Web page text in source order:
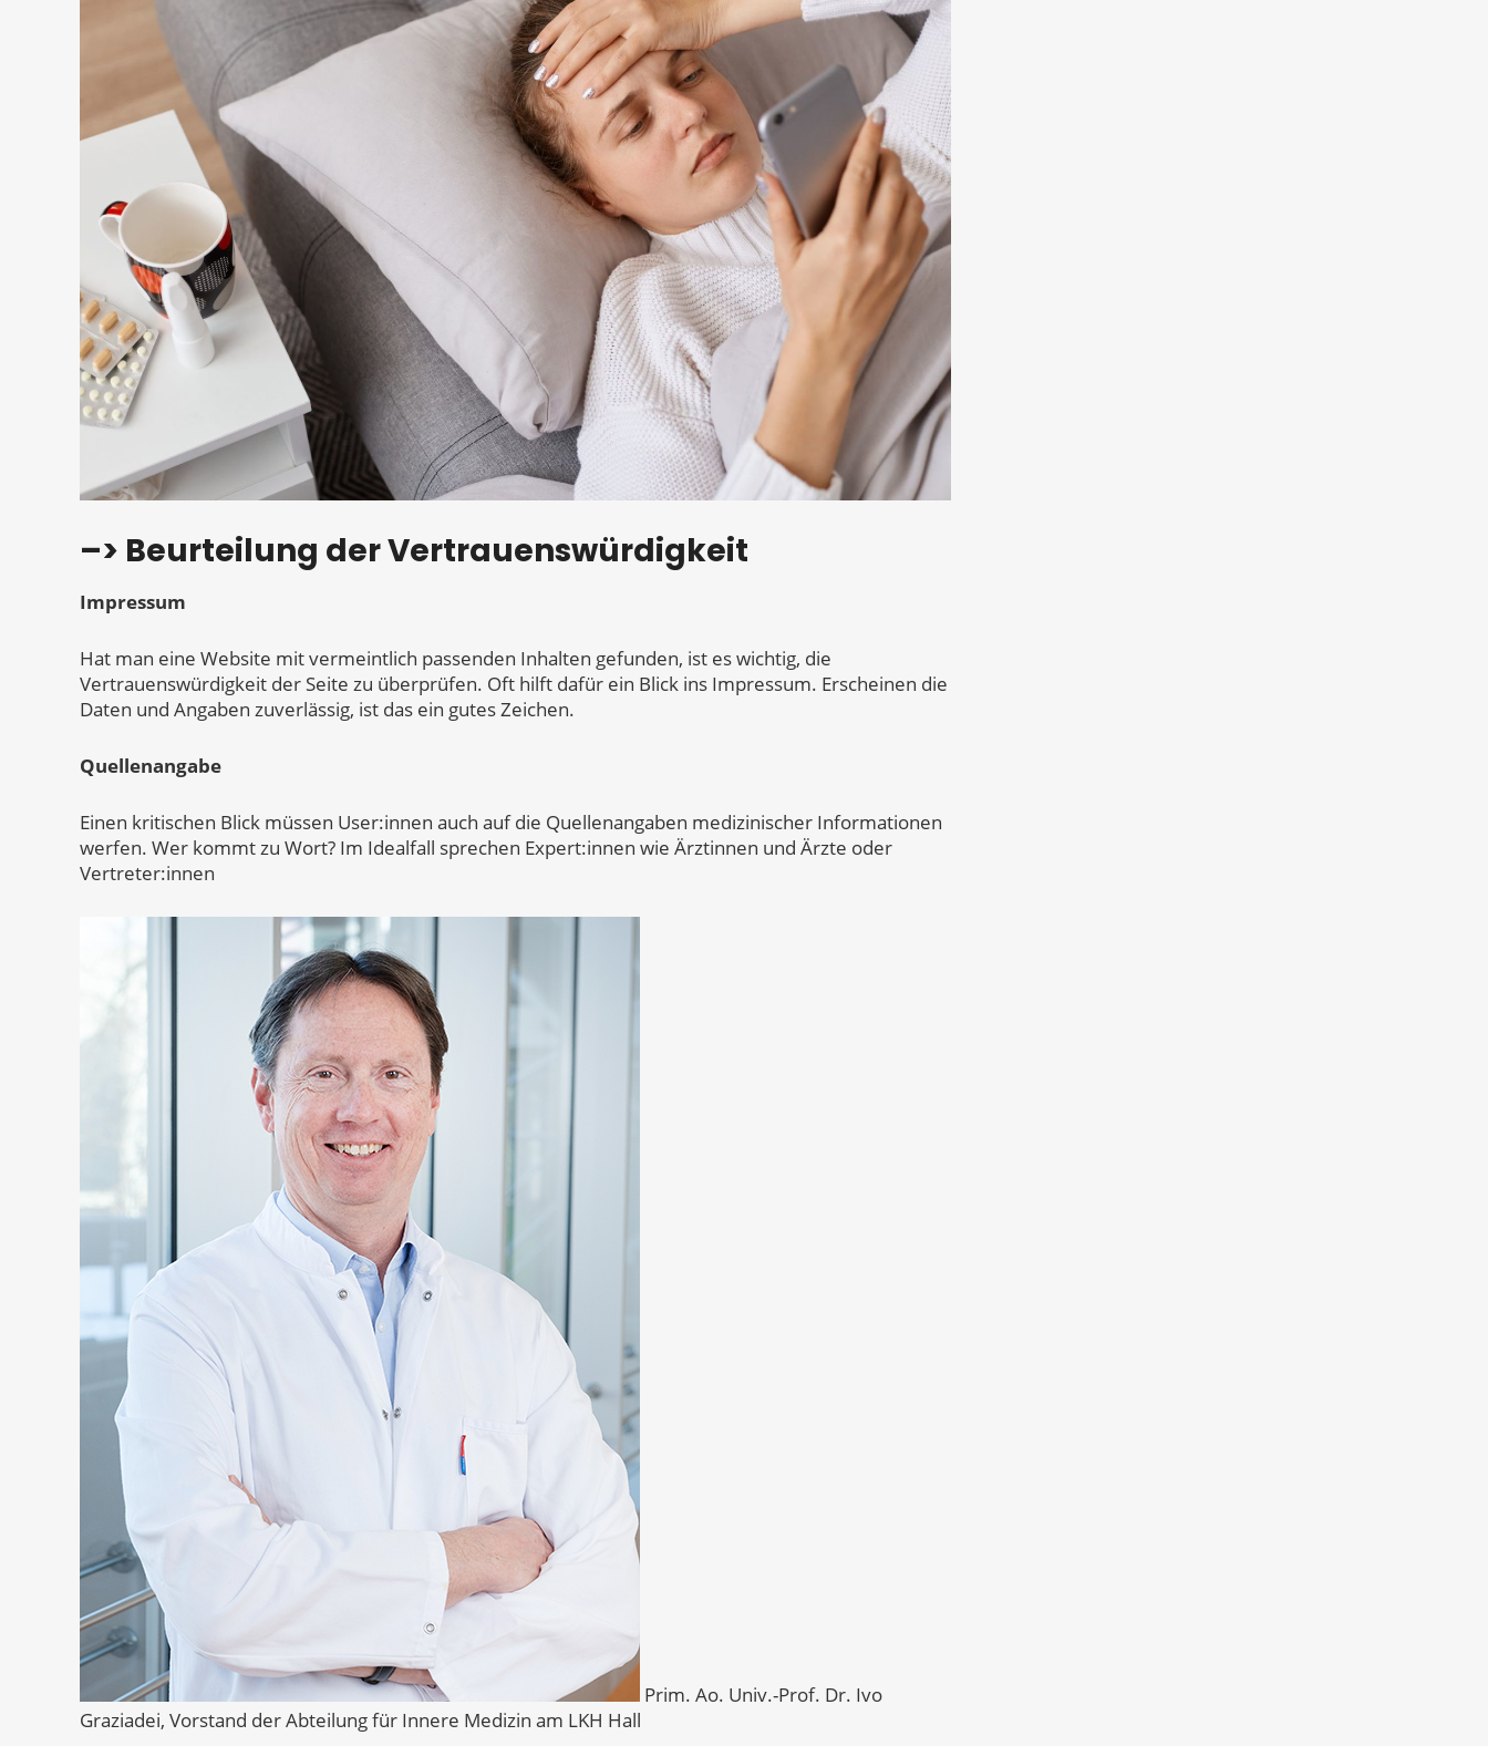
–> Beurteilung der Vertrauenswürdigkeit
Impressum
Hat man eine Website mit vermeintlich passenden Inhalten gefunden, ist es wichtig, die
Vertrauenswürdigkeit der Seite zu überprüfen. Oft hilft dafür ein Blick ins Impressum. Erscheinen die
Daten und Angaben zuverlässig, ist das ein gutes Zeichen.
Quellenangabe
Einen kritischen Blick müssen User:innen auch auf die Quellenangaben medizinischer Informationen
werfen. Wer kommt zu Wort? Im Idealfall sprechen Expert:innen wie Ärztinnen und Ärzte oder
Vertreter:innen
Prim. Ao. Univ.-Prof. Dr. Ivo
Graziadei, Vorstand der Abteilung für Innere Medizin am LKH Hall